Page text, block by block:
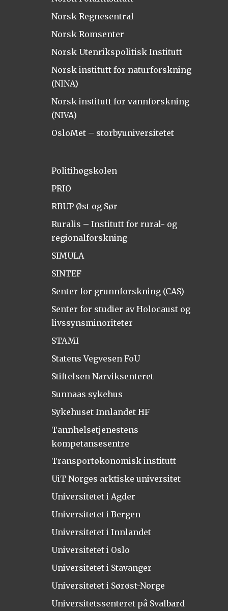
Norsk Regnesentral
Norsk Romsenter
Norsk Utenrikspolitisk Institutt
Norsk institutt for naturforskning
(NINA)
Norsk institutt for vannforskning
(NIVA)
OsloMet – storbyuniversitetet
Politihøgskolen
PRIO
RBUP Øst og Sør
Ruralis – Institutt for rural- og
regionalforskning
SIMULA
SINTEF
Senter for grunnforskning (CAS)
Senter for studier av Holocaust og
livssynsminoriteter
STAMI
Statens Vegvesen FoU
Stiftelsen Narviksenteret
Sunnaas sykehus
Sykehuset Innlandet HF
Tannhelsetjenestens
kompetansesentre
Transportøkonomisk institutt
UiT Norges arktiske universitet
Universitetet i Agder
Universitetet i Bergen
Universitetet i Innlandet
Universitetet i Oslo
Universitetet i Stavanger
Universitetet i Sørøst-Norge
Universitetssenteret på Svalbard